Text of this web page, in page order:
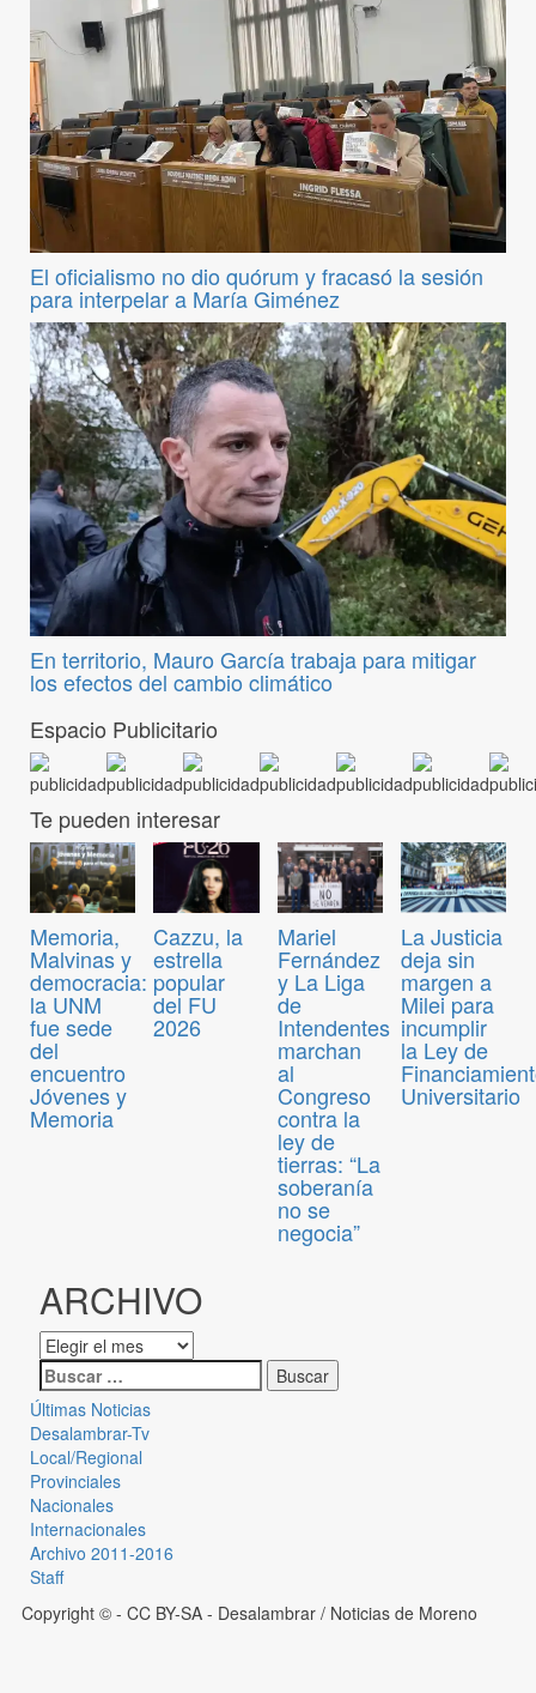
El oficialismo no dio quórum y fracasó la sesión
para interpelar a María Giménez
En territorio, Mauro García trabaja para mitigar
los efectos del cambio climático
Espacio Publicitario
Te pueden interesar
Memoria,
Malvinas y
democracia:
la UNM
fue sede
del
encuentro
Jóvenes y
Memoria
Cazzu, la
estrella
popular
del FU
2026
Mariel
Fernández
y La Liga
de
Intendentes
marchan
al
Congreso
contra la
ley de
tierras: “La
soberanía
no se
negocia”
La Justicia
deja sin
margen a
Milei para
incumplir
la Ley de
Universitario
ARCHIVO
Últimas Noticias
Desalambrar-Tv
Local/Regional
Provinciales
Nacionales
Internacionales
Archivo 2011-2016
Staff
Copyright © - CC BY-SA - Desalambrar / Noticias de Moreno